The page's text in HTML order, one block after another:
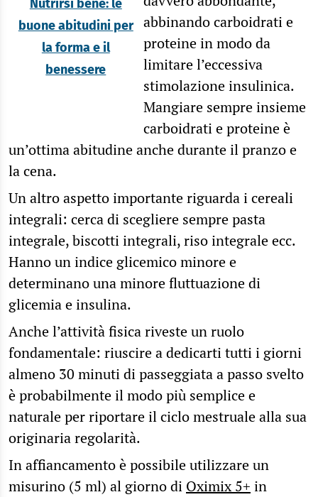
Nutrirsi bene: le
buone abitudini per
la forma e il
benessere
abbinando carboidrati e
proteine in modo da
limitare l’eccessiva
stimolazione insulinica.
Mangiare sempre insieme
carboidrati e proteine è
un’ottima abitudine anche durante il pranzo e
la cena.
Un altro aspetto importante riguarda i cereali
integrali: cerca di scegliere sempre pasta
integrale, biscotti integrali, riso integrale ecc.
Hanno un indice glicemico minore e
determinano una minore fluttuazione di
glicemia e insulina.
Anche l’attività fisica riveste un ruolo
fondamentale: riuscire a dedicarti tutti i giorni
almeno 30 minuti di passeggiata a passo svelto
è probabilmente il modo più semplice e
naturale per riportare il ciclo mestruale alla sua
originaria regolarità.
In affiancamento è possibile utilizzare un
misurino (5 ml) al giorno di Oximix 5+ in